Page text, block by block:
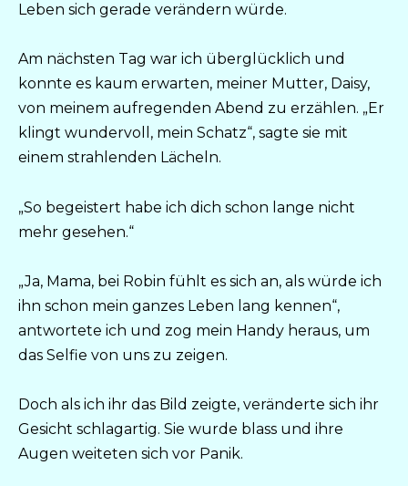
Leben sich gerade verändern würde.
Am nächsten Tag war ich überglücklich und
konnte es kaum erwarten, meiner Mutter, Daisy,
von meinem aufregenden Abend zu erzählen. „Er
klingt wundervoll, mein Schatz“, sagte sie mit
einem strahlenden Lächeln.
„So begeistert habe ich dich schon lange nicht
mehr gesehen.“
„Ja, Mama, bei Robin fühlt es sich an, als würde ich
ihn schon mein ganzes Leben lang kennen“,
antwortete ich und zog mein Handy heraus, um
das Selfie von uns zu zeigen.
Doch als ich ihr das Bild zeigte, veränderte sich ihr
Gesicht schlagartig. Sie wurde blass und ihre
Augen weiteten sich vor Panik.